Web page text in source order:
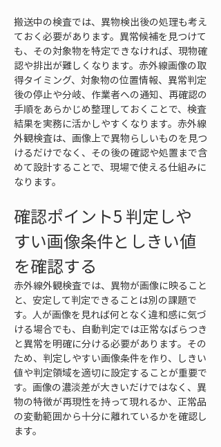
搬送中の検査では、異物検出後の処理も考え
ておく必要があります。異常候補を見つけて
も、その対象物を特定できなければ、現物確
認や排出が難しくなります。赤外線画像の取
得タイミング、対象物の位置情報、異常判定
後の停止や分岐、作業者への通知、再確認の
手順をあらかじめ整理しておくことで、検査
結果を実務に活かしやすくなります。赤外線
外観検査は、画像上で異物らしいものを見つ
けるだけでなく、その後の確認や処置まで含
めて設計することで、現場で使える仕組みに
なります。
確認ポイント5 判定しや
すい画像条件としきい値
を確認する
赤外線外観検査では、異物が画像に映ること
と、安定して判定できることは別の課題で
す。人が画像を見れば何となく違和感に気づ
ける場合でも、自動判定では正常なばらつき
と異常を明確に分ける必要があります。その
ため、判定しやすい画像条件を作り、しきい
値や判定領域を適切に設定することが重要で
す。画像の濃淡差が大きいだけではなく、異
物の特徴が再現性を持って現れるか、正常品
の変動範囲から十分に離れているかを確認し
ます。